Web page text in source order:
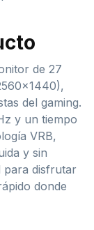
de 27
del gaming.
y un tiempo
VRB,
y sin
disfrutar
donde